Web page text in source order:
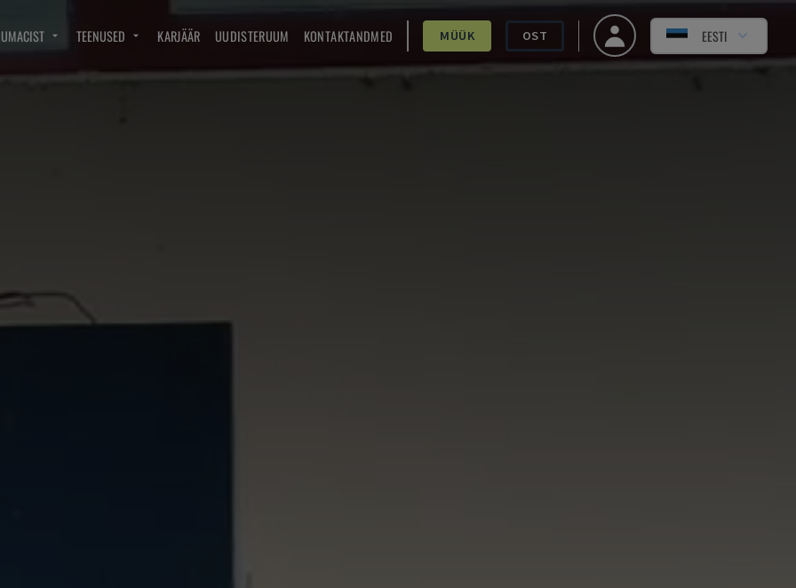
TEENUSED KARJÄÄR UUDISTERUUM KONTAKTANDMED MÜÜK OST EESTI